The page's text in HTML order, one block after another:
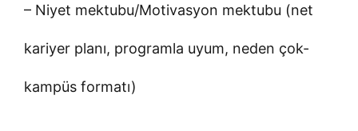
– Niyet mektubu/Motivasyon mektubu (net
kariyer planı, programla uyum, neden çok-
kampüs formatı)